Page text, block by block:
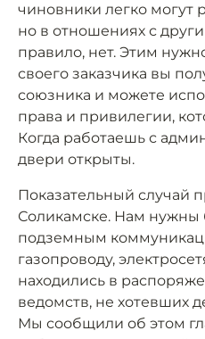
чиновники легко могут
но в отношениях с
правило, нет. Этим
своего заказчика вы
союзника и можете
права и привилегии,
Когда работаешь с
двери открыты.
Показательный случай
Соликамске. Нам
подземным
газопроводу,
находились в
ведомств, не хотевших
Мы сообщили об этом